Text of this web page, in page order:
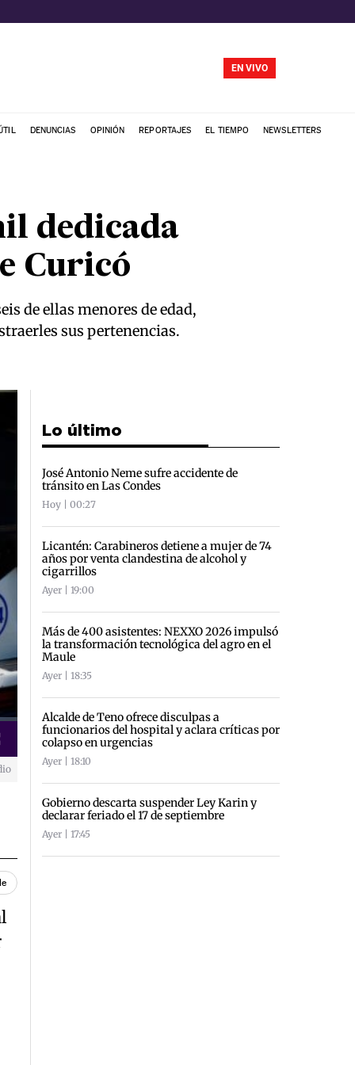
EN VIVO
DENUNCIAS OPINIÓN REPORTAJES EL TIEMPO NEWSLETTERS
dedicada
Curicó
de ellas menores de edad,
sus pertenencias.
Lo último
José Antonio Neme sufre accidente de
tránsito en Las Condes
Hoy | 00:27
Licantén: Carabineros detiene a mujer de 74
años por venta clandestina de alcohol y
cigarrillos
Ayer | 19:00
Más de 400 asistentes: NEXXO 2026 impulsó
la transformación tecnológica del agro en el
Maule
Ayer | 18:35
Alcalde de Teno ofrece disculpas a
funcionarios del hospital y aclara críticas por
colapso en urgencias
Ayer | 18:10
Gobierno descarta suspender Ley Karin y
declarar feriado el 17 de septiembre
Ayer | 17:45